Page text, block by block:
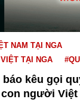
NAM TẠI NGA
TẠI NGA
báo kêu gọi
người Việt